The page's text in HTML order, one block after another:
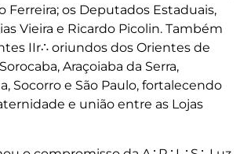
Ferreira; os Deputados Estaduais,
Vieira e Ricardo Picolin. Também
IIr∴ oriundos dos Orientes de
Araçoiaba da Serra,
Socorro e São Paulo, fortalecendo
e união entre as Lojas